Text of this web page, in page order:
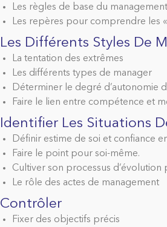
Les règles de base du
Les repères pour comprendre les
Les Différents Styles De
La tentation des extrêmes
Les différents types de manager
Déterminer le degré d’autonomie
Faire le lien entre compétence et
Identifier Les Situations
Définir estime de soi et confiance
Faire le point pour soi-même.
Cultiver son processus d’évolution
Le rôle des actes de management
Contrôler
Fixer des objectifs précis